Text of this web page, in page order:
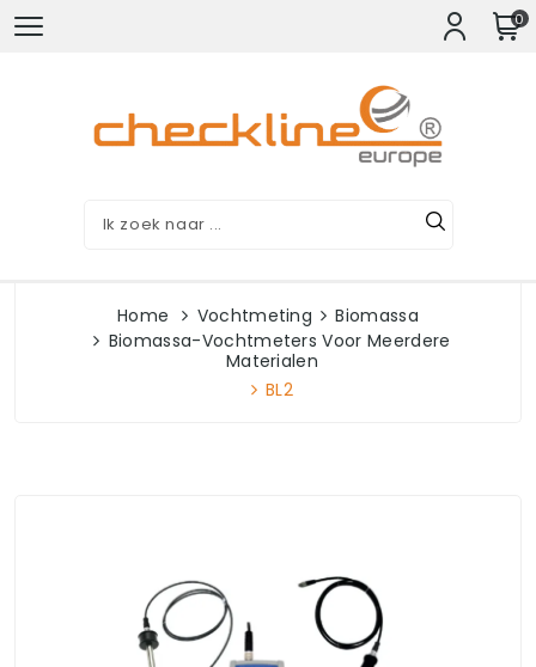
0
Home Vochtmeting
Biomassa
Biomassa-Vochtmeters Voor Meerdere
Materialen
BL2